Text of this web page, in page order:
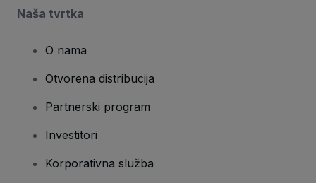
Naša tvrtka
O nama
Otvorena distribucija
Partnerski program
Investitori
Korporativna služba